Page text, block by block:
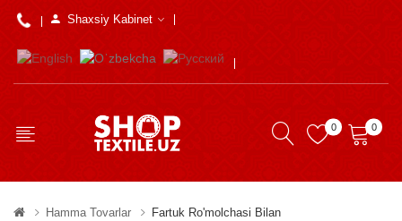
Shaxsiy Kabinet
0 0
Hamma Tovarlar Fartuk Ro'molchasi Bilan